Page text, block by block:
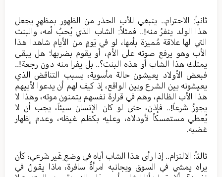
ثانياً: الاحترام.. ينبغي للأب الحذر من الظهور بمظهرٍ يجعل
هذا الولد ينفرُ منه!.. فمثلاً: الشاب الذي يُحبُ أمه، والبنت
التي لها علاقة مُميزة بأمها، لو في يَومٍ من الأيام شاهدا هذا
الأب وهو يرفع صوته على الأم، أو يقوم بضربها؛ هل يبقى
يمتلك هذا الشاب أو هذه البنت؟.. بل يفرا منه دون رجعة!..
فبعض الأولاد يعيشون حالة مأسوية، بسبب التناقض الذي
يعيشونه بين الشرع وبين الواقع، إذ كيف لهم أن يدعوا لأبيهم
هذا الأب الظالم، وهم في قرارة نفسهم يتمنون موته، وهذا لا
يجوزُ شَرعاً!.. فإذن، حتى لو كان الإنسان سيئاً، يجب أن لا
يُعطي مستمسكاً لأودلاه، وعليه بكظم غيظه، وعدم إظهار
غضبه.
ثالثاً: الالتزام.. إذا رأى هذا الشاب أباه في وضعٍ غَير شَرعي، كأن
يراه يمشي في السوق وبجانبه امرأةٌ سافرة، ماذا يقولُ في